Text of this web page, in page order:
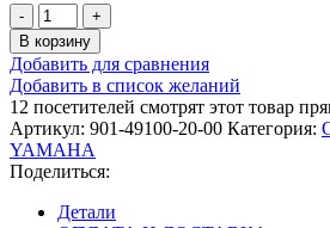
Количество
товара
Болт
Yamaha,
оригинал,
901-
49100-
20-
00
В корзину
Добавить для сравнения
Добавить в список желаний
12 посетителей смотрят этот товар
Артикул: 901-49100-20-00 Категория:
YAMAHA
Поделиться:
Детали